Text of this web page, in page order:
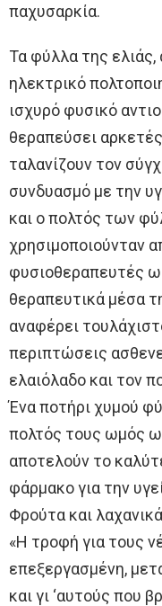
παχυσαρκία.
Τα φύλλα της
ηλεκτρικό
ισχυρό φυσικό
θεραπεύσει
ταλανίζουν τον
συνδυασμό με την
και ο πολτός των
χρησιμοποιούνταν
φυσιοθεραπευτές
θεραπευτικά μέσα
αναφέρει
περιπτώσεις
ελαιόλαδο και τον
Ένα ποτήρι χυμού
πολτός τους ωμός
αποτελούν το
φάρμακο για την
Φρούτα και
«Η τροφή για τους
επεξεργασμένη,
και γι ‘αυτούς που